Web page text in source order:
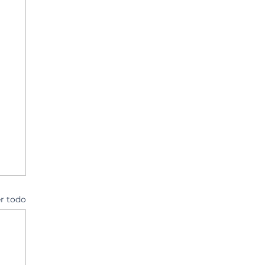
todo